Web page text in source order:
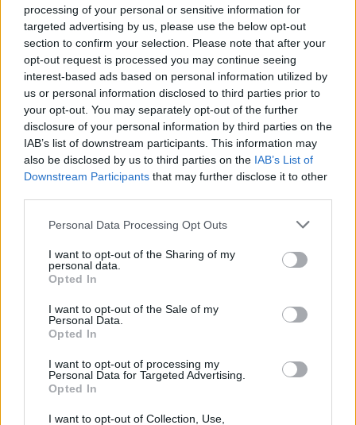
processing of your personal or sensitive information for
targeted advertising by us, please use the below opt-out
section to confirm your selection. Please note that after your
opt-out request is processed you may continue seeing
interest-based ads based on personal information utilized by
us or personal information disclosed to third parties prior to
your opt-out. You may separately opt-out of the further
disclosure of your personal information by third parties on the
IAB’s list of downstream participants. This information may
also be disclosed by us to third parties on the IAB’s List of
Downstream Participants that may further disclose it to other
Please note that this website/app uses one or more Google
not limited to your visit or usage behaviour. You may click to
grant or deny consent to Google and its third-party tags to
use your data for below specified purposes in below Google
consent section.
Personal Data Processing Opt Outs
I want to opt-out of the Sharing of my
personal data.
Opted In
I want to opt-out of the Sale of my
Personal Data.
Opted In
I want to opt-out of processing my
Personal Data for Targeted Advertising.
Opted In
I want to opt-out of Collection, Use,
dormire!
Ricorda, ogni piccolo passo verso il miglioramento
della tua qualità del sonno è un grande passo verso
una vita più sana e felice. Non aspettare oltre, il tuo
sonno merita questo trattamento! 🌙✨
AUTORE
Staff